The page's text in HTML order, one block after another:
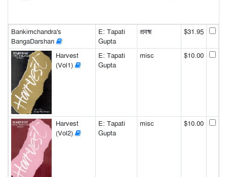
Bankimchandra's
BangaDarshan
E: Tapati
Gupta
প্রবন্ধ $31.95
Harvest
(Vol1)
E: Tapati
Gupta
misc $10.00
Harvest
(Vol2)
E: Tapati
Gupta
misc $10.00